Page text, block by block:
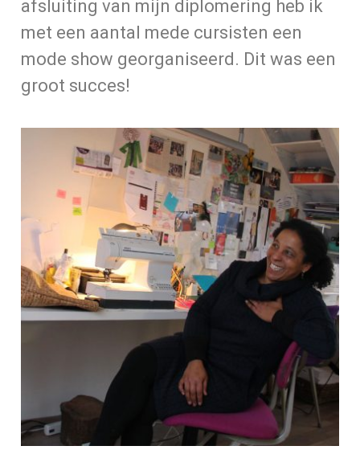
afsluiting van mijn diplomering heb ik
met een aantal mede cursisten een
mode show georganiseerd. Dit was een
groot succes!